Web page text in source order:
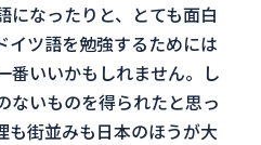
になったりと、とても面白
イツ語を勉強するためには
番いいかもしれません。し
ないものを得られたと思っ
も街並みも日本のほうが大